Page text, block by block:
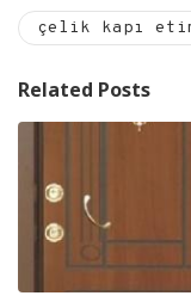
çelik kapı
Related Posts